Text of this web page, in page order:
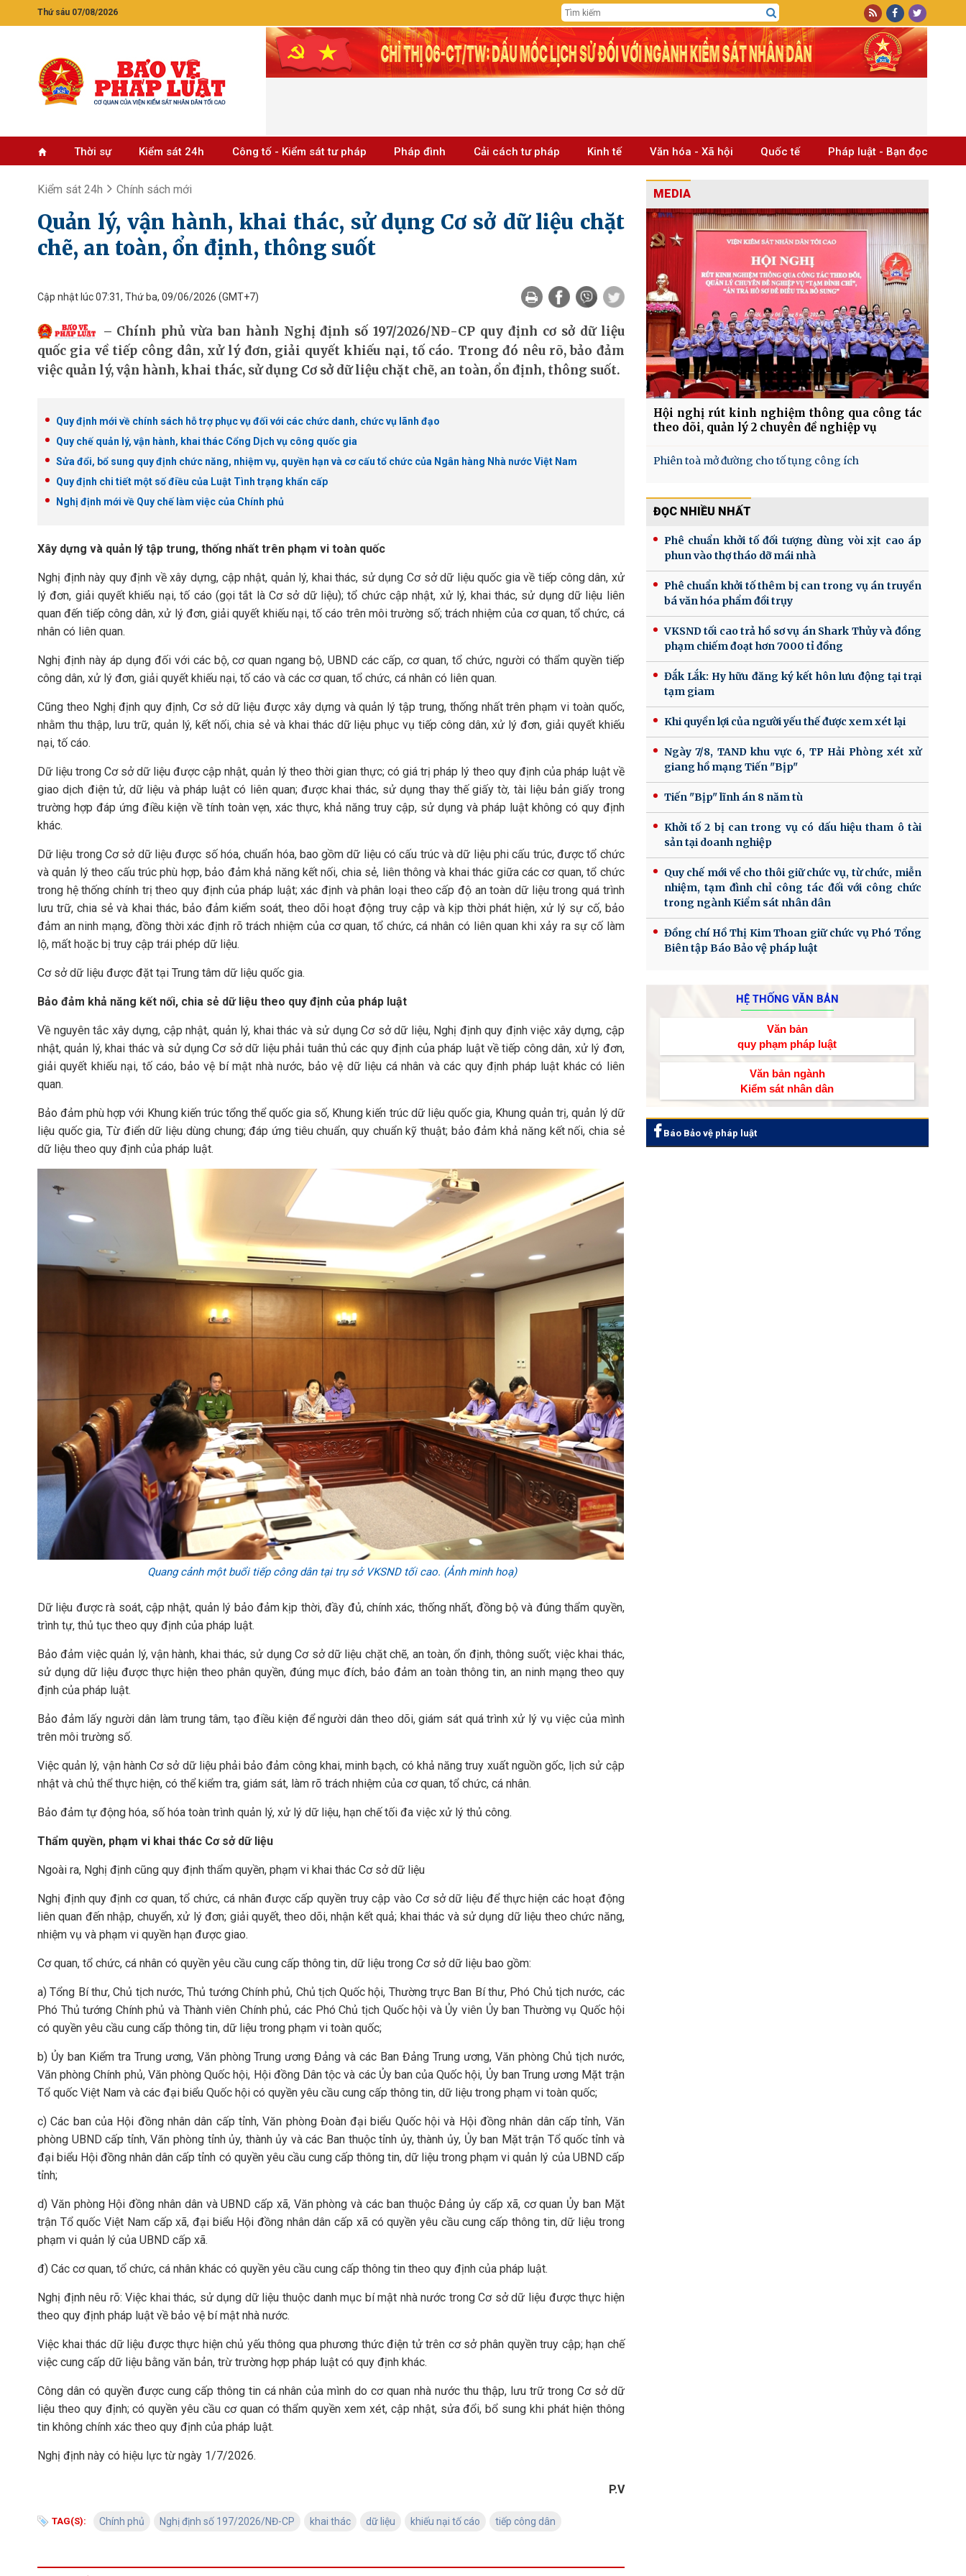
Thứ sáu 07/08/2026
Thời sự Kiểm sát 24h Công tố - Kiểm sát tư pháp Pháp đình Cải cách tư pháp Kinh tế Văn hóa - Xã hội Quốc tế Pháp luật - Bạn đọc
Kiểm sát 24h Chính sách mới
Quản lý, vận hành, khai thác, sử dụng Cơ sở dữ liệu chặt
chẽ, an toàn, ổn định, thông suốt
Cập nhật lúc 07:31, Thứ ba, 09/06/2026 (GMT+7)
Chính phủ vừa ban hành Nghị định số 197/2026/NĐ-CP quy định cơ sở dữ liệu
quốc gia về tiếp công dân, xử lý đơn, giải quyết khiếu nại, tố cáo. Trong đó nêu rõ, bảo đảm
việc quản lý, vận hành, khai thác, sử dụng Cơ sở dữ liệu chặt chẽ, an toàn, ổn định, thông suốt.
Quy định mới về chính sách hỗ trợ phục vụ đối với các chức danh, chức vụ lãnh đạo
Quy chế quản lý, vận hành, khai thác Cổng Dịch vụ công quốc gia
Sửa đổi, bổ sung quy định chức năng, nhiệm vụ, quyền hạn và cơ cấu tổ chức của Ngân hàng Nhà nước Việt Nam
Quy định chi tiết một số điều của Luật Tình trạng khẩn cấp
Nghị định mới về Quy chế làm việc của Chính phủ
Xây dựng và quản lý tập trung, thống nhất trên phạm vi toàn quốc
Nghị định này quy định về xây dựng, cập nhật, quản lý, khai thác, sử dụng Cơ sở dữ liệu quốc gia về tiếp công dân, xử
lý đơn, giải quyết khiếu nại, tố cáo (gọi tắt là Cơ sở dữ liệu); tổ chức cập nhật, xử lý, khai thác, sử dụng dữ liệu liên
quan đến tiếp công dân, xử lý đơn, giải quyết khiếu nại, tố cáo trên môi trường số; trách nhiệm của cơ quan, tổ chức, cá
nhân có liên quan.
Nghị định này áp dụng đối với các bộ, cơ quan ngang bộ, UBND các cấp, cơ quan, tổ chức, người có thẩm quyền tiếp
công dân, xử lý đơn, giải quyết khiếu nại, tố cáo và các cơ quan, tổ chức, cá nhân có liên quan.
Cũng theo Nghị định quy định, Cơ sở dữ liệu được xây dựng và quản lý tập trung, thống nhất trên phạm vi toàn quốc,
nhằm thu thập, lưu trữ, quản lý, kết nối, chia sẻ và khai thác dữ liệu phục vụ tiếp công dân, xử lý đơn, giải quyết khiếu
nại, tố cáo.
Dữ liệu trong Cơ sở dữ liệu được cập nhật, quản lý theo thời gian thực; có giá trị pháp lý theo quy định của pháp luật về
giao dịch điện tử, dữ liệu và pháp luật có liên quan; được khai thác, sử dụng thay thế giấy tờ, tài liệu bản giấy trong
trường hợp đáp ứng điều kiện về tính toàn vẹn, xác thực, khả năng truy cập, sử dụng và pháp luật không có quy định
khác.
Dữ liệu trong Cơ sở dữ liệu được số hóa, chuẩn hóa, bao gồm dữ liệu có cấu trúc và dữ liệu phi cấu trúc, được tổ chức
và quản lý theo cấu trúc phù hợp, bảo đảm khả năng kết nối, chia sẻ, liên thông và khai thác giữa các cơ quan, tổ chức
trong hệ thống chính trị theo quy định của pháp luật; xác định và phân loại theo cấp độ an toàn dữ liệu trong quá trình
lưu trữ, chia sẻ và khai thác, bảo đảm kiểm soát, theo dõi hoạt động truy cập và kịp thời phát hiện, xử lý sự cố, bảo
đảm an ninh mạng, đồng thời xác định rõ trách nhiệm của cơ quan, tổ chức, cá nhân có liên quan khi xảy ra sự cố làm
lộ, mất hoặc bị truy cập trái phép dữ liệu.
Cơ sở dữ liệu được đặt tại Trung tâm dữ liệu quốc gia.
Bảo đảm khả năng kết nối, chia sẻ dữ liệu theo quy định của pháp luật
Về nguyên tắc xây dựng, cập nhật, quản lý, khai thác và sử dụng Cơ sở dữ liệu, Nghị định quy định việc xây dựng, cập
nhật, quản lý, khai thác và sử dụng Cơ sở dữ liệu phải tuân thủ các quy định của pháp luật về tiếp công dân, xử lý đơn,
giải quyết khiếu nại, tố cáo, bảo vệ bí mật nhà nước, bảo vệ dữ liệu cá nhân và các quy định pháp luật khác có liên
quan.
Bảo đảm phù hợp với Khung kiến trúc tổng thể quốc gia số, Khung kiến trúc dữ liệu quốc gia, Khung quản trị, quản lý dữ
liệu quốc gia, Từ điển dữ liệu dùng chung; đáp ứng tiêu chuẩn, quy chuẩn kỹ thuật; bảo đảm khả năng kết nối, chia sẻ
dữ liệu theo quy định của pháp luật.
Quang cảnh một buổi tiếp công dân tại trụ sở VKSND tối cao. (Ảnh minh hoạ)
Dữ liệu được rà soát, cập nhật, quản lý bảo đảm kịp thời, đầy đủ, chính xác, thống nhất, đồng bộ và đúng thẩm quyền,
trình tự, thủ tục theo quy định của pháp luật.
Bảo đảm việc quản lý, vận hành, khai thác, sử dụng Cơ sở dữ liệu chặt chẽ, an toàn, ổn định, thông suốt; việc khai thác,
sử dụng dữ liệu được thực hiện theo phân quyền, đúng mục đích, bảo đảm an toàn thông tin, an ninh mạng theo quy
định của pháp luật.
Bảo đảm lấy người dân làm trung tâm, tạo điều kiện để người dân theo dõi, giám sát quá trình xử lý vụ việc của mình
trên môi trường số.
Việc quản lý, vận hành Cơ sở dữ liệu phải bảo đảm công khai, minh bạch, có khả năng truy xuất nguồn gốc, lịch sử cập
nhật và chủ thể thực hiện, có thể kiểm tra, giám sát, làm rõ trách nhiệm của cơ quan, tổ chức, cá nhân.
Bảo đảm tự động hóa, số hóa toàn trình quản lý, xử lý dữ liệu, hạn chế tối đa việc xử lý thủ công.
Thẩm quyền, phạm vi khai thác Cơ sở dữ liệu
Ngoài ra, Nghị định cũng quy định thẩm quyền, phạm vi khai thác Cơ sở dữ liệu
Nghị định quy định cơ quan, tổ chức, cá nhân được cấp quyền truy cập vào Cơ sở dữ liệu để thực hiện các hoạt động
liên quan đến nhập, chuyển, xử lý đơn; giải quyết, theo dõi, nhận kết quả; khai thác và sử dụng dữ liệu theo chức năng,
nhiệm vụ và phạm vi quyền hạn được giao.
Cơ quan, tổ chức, cá nhân có quyền yêu cầu cung cấp thông tin, dữ liệu trong Cơ sở dữ liệu bao gồm:
a) Tổng Bí thư, Chủ tịch nước, Thủ tướng Chính phủ, Chủ tịch Quốc hội, Thường trực Ban Bí thư, Phó Chủ tịch nước, các
Phó Thủ tướng Chính phủ và Thành viên Chính phủ, các Phó Chủ tịch Quốc hội và Ủy viên Ủy ban Thường vụ Quốc hội
có quyền yêu cầu cung cấp thông tin, dữ liệu trong phạm vi toàn quốc;
b) Ủy ban Kiểm tra Trung ương, Văn phòng Trung ương Đảng và các Ban Đảng Trung ương, Văn phòng Chủ tịch nước,
Văn phòng Chính phủ, Văn phòng Quốc hội, Hội đồng Dân tộc và các Ủy ban của Quốc hội, Ủy ban Trung ương Mặt trận
Tổ quốc Việt Nam và các đại biểu Quốc hội có quyền yêu cầu cung cấp thông tin, dữ liệu trong phạm vi toàn quốc;
c) Các ban của Hội đồng nhân dân cấp tỉnh, Văn phòng Đoàn đại biểu Quốc hội và Hội đồng nhân dân cấp tỉnh, Văn
phòng UBND cấp tỉnh, Văn phòng tỉnh ủy, thành ủy và các Ban thuộc tỉnh ủy, thành ủy, Ủy ban Mặt trận Tổ quốc tỉnh và
đại biểu Hội đồng nhân dân cấp tỉnh có quyền yêu cầu cung cấp thông tin, dữ liệu trong phạm vi quản lý của UBND cấp
tỉnh;
d) Văn phòng Hội đồng nhân dân và UBND cấp xã, Văn phòng và các ban thuộc Đảng ủy cấp xã, cơ quan Ủy ban Mặt
trận Tổ quốc Việt Nam cấp xã, đại biểu Hội đồng nhân dân cấp xã có quyền yêu cầu cung cấp thông tin, dữ liệu trong
phạm vi quản lý của UBND cấp xã.
đ) Các cơ quan, tổ chức, cá nhân khác có quyền yêu cầu cung cấp thông tin theo quy định của pháp luật.
Nghị định nêu rõ: Việc khai thác, sử dụng dữ liệu thuộc danh mục bí mật nhà nước trong Cơ sở dữ liệu được thực hiện
theo quy định pháp luật về bảo vệ bí mật nhà nước.
Việc khai thác dữ liệu được thực hiện chủ yếu thông qua phương thức điện tử trên cơ sở phân quyền truy cập; hạn chế
việc cung cấp dữ liệu bằng văn bản, trừ trường hợp pháp luật có quy định khác.
Công dân có quyền được cung cấp thông tin cá nhân của mình do cơ quan nhà nước thu thập, lưu trữ trong Cơ sở dữ
liệu theo quy định; có quyền yêu cầu cơ quan có thẩm quyền xem xét, cập nhật, sửa đổi, bổ sung khi phát hiện thông
tin không chính xác theo quy định của pháp luật.
Nghị định này có hiệu lực từ ngày 1/7/2026.
P.V
TAG(S): Chính phủ Nghị định số 197/2026/NĐ-CP khai thác dữ liệu khiếu nại tố cáo tiếp công dân
MEDIA
Hội nghị rút kinh nghiệm thông qua công tác
theo dõi, quản lý 2 chuyên đề nghiệp vụ
Phiên toà mở đường cho tố tụng công ích
ĐỌC NHIỀU NHẤT
Phê chuẩn khởi tố đối tượng dùng vòi xịt cao áp
phun vào thợ tháo dỡ mái nhà
Phê chuẩn khởi tố thêm bị can trong vụ án truyền
bá văn hóa phẩm đồi trụy
VKSND tối cao trả hồ sơ vụ án Shark Thủy và đồng
phạm chiếm đoạt hơn 7000 tỉ đồng
Đắk Lắk: Hy hữu đăng ký kết hôn lưu động tại trại
tạm giam
Khi quyền lợi của người yếu thế được xem xét lại
Ngày 7/8, TAND khu vực 6, TP Hải Phòng xét xử
giang hồ mạng Tiến "Bịp"
Tiến "Bịp" lĩnh án 8 năm tù
Khởi tố 2 bị can trong vụ có dấu hiệu tham ô tài
sản tại doanh nghiệp
Quy chế mới về cho thôi giữ chức vụ, từ chức, miễn
nhiệm, tạm đình chỉ công tác đối với công chức
trong ngành Kiểm sát nhân dân
Đồng chí Hồ Thị Kim Thoan giữ chức vụ Phó Tổng
Biên tập Báo Bảo vệ pháp luật
HỆ THỐNG VĂN BẢN
Văn bản
quy phạm pháp luật
Văn bản ngành
Kiểm sát nhân dân
Báo Bảo vệ pháp luật